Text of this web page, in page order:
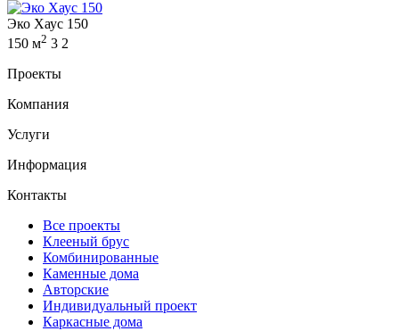
Эко Хаус 150
150 м2 3 2
Проекты
Компания
Услуги
Информация
Контакты
Все проекты
Клееный брус
Комбинированные
Каменные дома
Авторские
Индивидуальный проект
Каркасные дома